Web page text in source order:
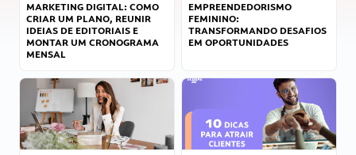
MARKETING DIGITAL: COMO
CRIAR UM PLANO, REUNIR
IDEIAS DE EDITORIAIS E
MONTAR UM CRONOGRAMA
MENSAL
EMPREENDEDORISMO
FEMININO:
TRANSFORMANDO DESAFIOS
EM OPORTUNIDADES